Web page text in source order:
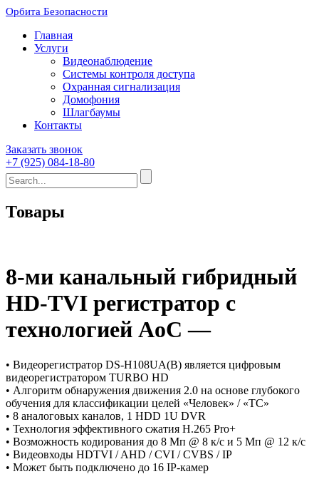
Орбита Безопасности
Главная
Услуги
Видеонаблюдение
Системы контроля доступа
Охранная сигнализация
Домофония
Шлагбаумы
Контакты
Заказать звонок
+7 (925) 084-18-80
Товары
8-ми канальный гибридный
HD-TVI регистратор c
технологией AoC —
• Видеорегистратор DS-H108UA(B) является цифровым
видеорегистратором TURBO HD
• Алгоритм обнаружения движения 2.0 на основе глубокого
обучения для классификации целей «Человек» / «ТС»
• 8 аналоговых каналов, 1 HDD 1U DVR
• Технология эффективного сжатия H.265 Pro+
• Возможность кодирования до 8 Мп @ 8 к/с и 5 Мп @ 12 к/с
• Видеовходы HDTVI / AHD / CVI / CVBS / IP
• Может быть подключено до 16 IP-камер